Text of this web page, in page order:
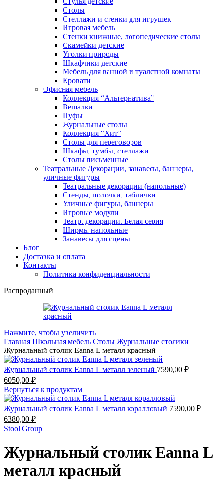
Столы
Стеллажи и стенки для игрушек
Игровая мебель
Стенки книжные, логопедические столы
Скамейки детские
Уголки природы
Шкафчики детские
Мебель для ванной и туалетной комнаты
Кровати
Офисная мебель
Коллекция “Альтернатива”
Вешалки
Пуфы
Журнальные столы
Коллекция “Хит”
Столы для переговоров
Шкафы, тумбы, стеллажи
Столы письменные
Театральные Декорации, занавесы, баннеры,
уличные фигуры
Театральные декорации (напольные)
Стенды, полочки, таблички
Уличные фигуры, баннеры
Игровые модули
Театр. декорации. Белая серия
Ширмы напольные
Занавесы для сцены
Блог
Доставка и оплата
Контакты
Политика конфиденциальности
Распроданный
Нажмите, чтобы увеличить
Главная Школьная мебель Столы Журнальные столики
Журнальный столик Eanna L металл красный
Журнальный столик Eanna L металл зеленый 7590,00₽
6050,00 ₽
Вернуться к продуктам
Журнальный столик Eanna L металл коралловый 7590,00₽
6380,00 ₽
Stool Group
Журнальный столик Eanna L
металл красный